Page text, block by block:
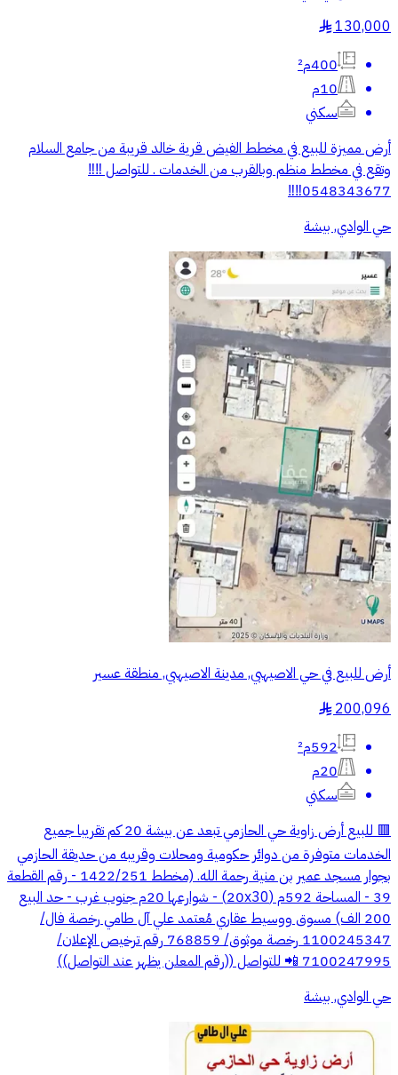
130,000
§
400م²
10م
سكني
أرض مميزة للبيع في مخطط الفيض قرية خالد قريبة من جامع السلام
وتقع في مخطط منظم وبالقرب من الخدمات . للتواصل ‼️‼️
0548343677‼️‼️
حي الوادي, بيشة
أرض للبيع في حي الاصيهبي, مدينة الاصيهبي, منطقة عسير
200,096
§
592م²
20م
سكني
🟥 للبيع أرض زاوية حي الحازمي تبعد عن بيشة 20 كم تقريبا جميع
الخدمات متوفرة من دوائر حكومية ومحلات وقريبه من حديقة الحازمي
بجوار مسجد عمير بن منية رحمة الله. (مخطط 1422/251 - رقم القطعة
39 - المساحة 592م (20x30) - شوارعها 20م جنوب غرب - حد البيع
200 الف) مسوق ووسيط عقاري مُعتمد علي آل طامي رخصة فال/
1100245347 رخصة موثوق/ 768859 رقم ترخيص الإعلان/
7100247995 📲 للتواصل ((رقم المعلن يظهر عند التواصل))
حي الوادي, بيشة